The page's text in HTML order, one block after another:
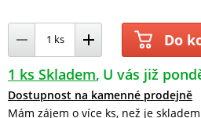
Do
1 ks Skladem U vás již
Dostupnost na kamenné prodejně
Mám zájem o více ks, než je skladem